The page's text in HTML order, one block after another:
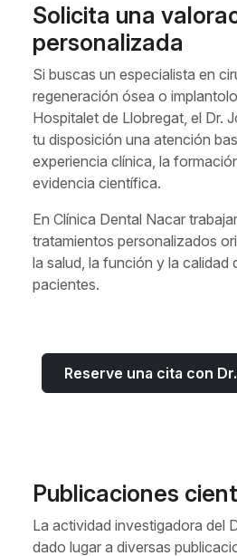
Solicita una
personalizada
Si buscas un especialista en
regeneración ósea o
Hospitalet de Llobregat, el Dr.
tu disposición una atención
experiencia clínica, la
evidencia científica.
En Clínica Dental Nacar
tratamientos personalizados
la salud, la función y la calidad
pacientes.
Reserve una cita con
Publicaciones
La actividad investigadora del
dado lugar a diversas